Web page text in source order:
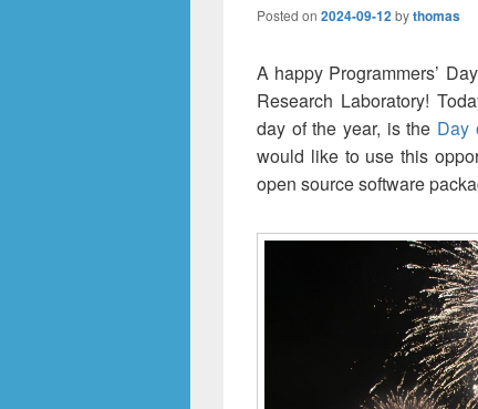
Posted on 2024-09-12bythomas
A happy Programmers’
Research Laboratory!
day of the year, is the Day
would like to use this
open source software